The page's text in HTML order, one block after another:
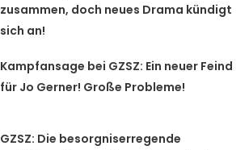
zusammen, doch neues Drama kündigt
sich an!
Kampfansage bei GZSZ: Ein neuer Feind
für Jo Gerner! Große Probleme!
GZSZ: Die besorgniserregende